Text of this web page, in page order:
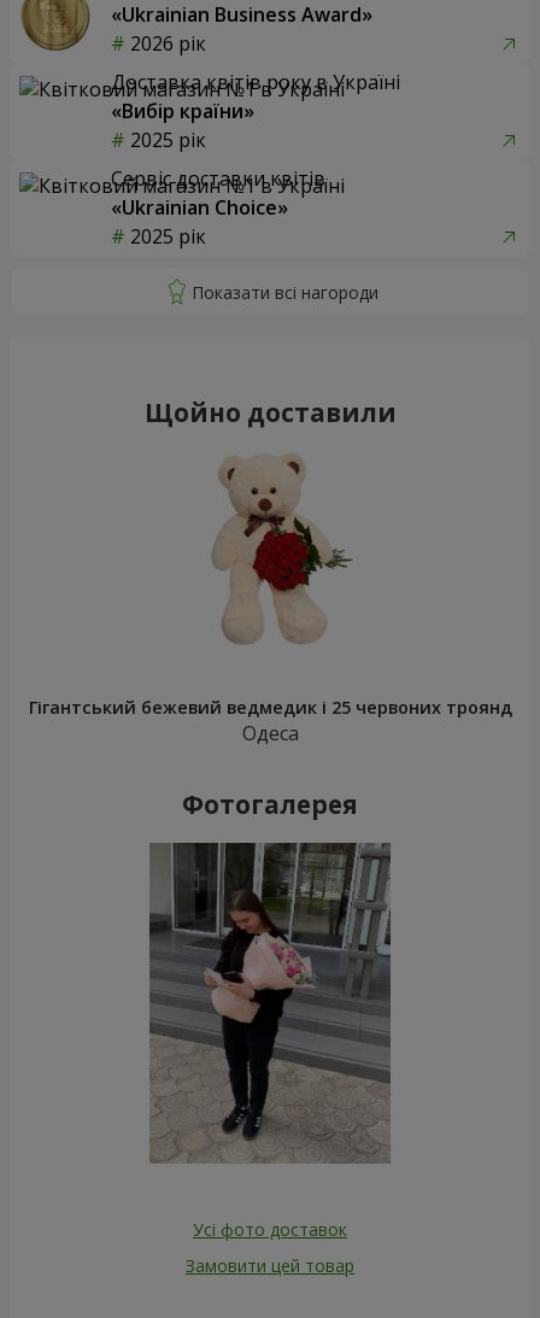
«Ukrainian Business Award»
2026 рік
Доставка квітів року в Україні
«Вибір країни»
2025 рік
Сервіс доставки квітів
«Ukrainian Choice»
2025 рік
Щойно доставили
Гігантський бежевий ведмедик і 25 червоних троянд
Одеса
Фотогалерея
Усі фото доставок
Замовити цей товар